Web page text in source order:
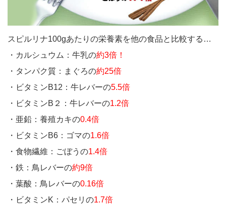
スピルリナ100gあたりの栄養素を他の食品と比較する…
・カルシュウム：牛乳の約3倍！
・タンパク質：まぐろの約25倍
・ビタミンB12：牛レバーの5.5倍
・ビタミンB２：牛レバーの1.2倍
・亜鉛：養殖カキの0.4倍
・ビタミンB6：ゴマの1.6倍
・食物繊維：ごぼうの1.4倍
・鉄：鳥レバーの約9倍
・葉酸：鳥レバーの0.16倍
・ビタミンK：パセリの1.7倍